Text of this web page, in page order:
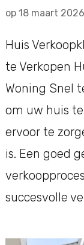
op 18 maart 2026
Huis
te Verkopen
Woning Snel
om uw huis
ervoor te
is. Een goed
succesvolle